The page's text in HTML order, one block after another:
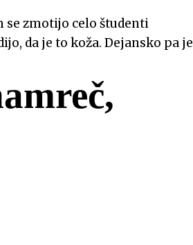
se zmotijo celo študenti
da je to koža. Dejansko pa je